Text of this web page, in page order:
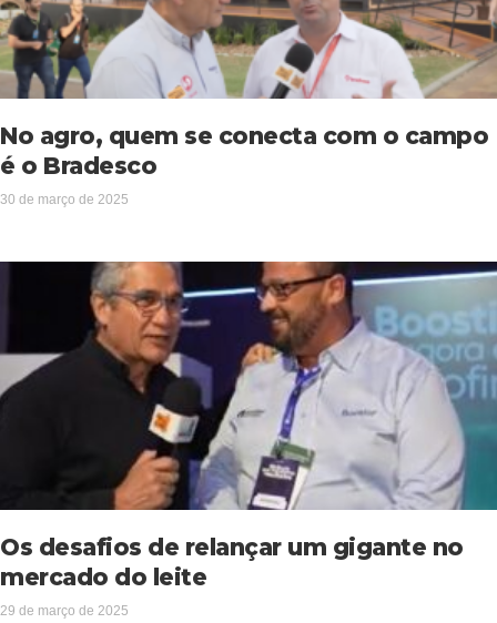
No agro, quem se conecta com o campo
é o Bradesco
30 de março de 2025
Os desafios de relançar um gigante no
mercado do leite
29 de março de 2025